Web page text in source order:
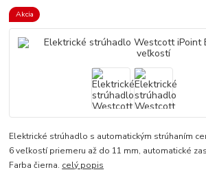
Akcia
Elektrické strúhadlo s automatickým strúhaním
6 veľkostí priemeru až do 11 mm, automatické
Farba čierna. celý popis